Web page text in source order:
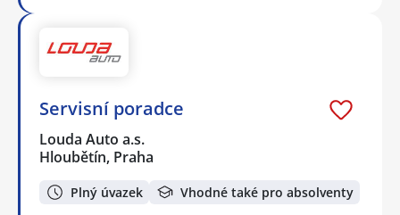
Servisní poradce
Louda Auto a.s.
Hloubětín, Praha
Plný úvazek Vhodné také pro absolventy